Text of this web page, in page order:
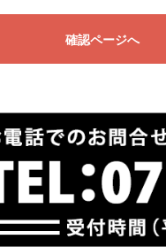
確認ページへ